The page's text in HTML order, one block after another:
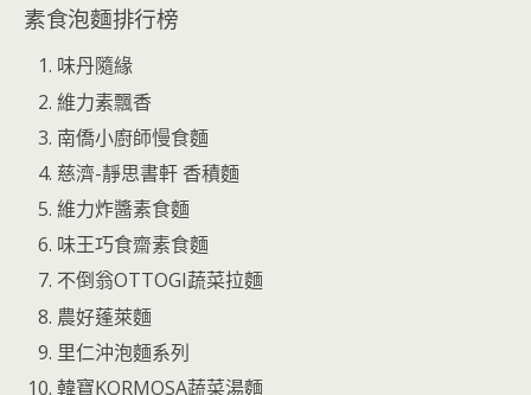
素食泡麵排行榜
味丹隨緣
維力素飄香
南僑小廚師慢食麵
慈濟-靜思書軒 香積麵
維力炸醬素食麵
味王巧食齋素食麵
不倒翁OTTOGI蔬菜拉麵
農好蓬萊麵
里仁沖泡麵系列
韓寶KORMOSA蔬菜湯麵